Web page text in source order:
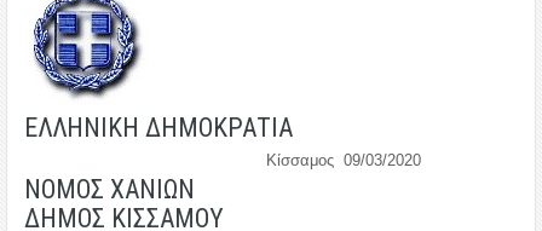
ΕΛΛΗΝΙΚΗ ΔΗΜΟΚΡΑΤΙΑ
Κίσσαμος 09/03/2020
ΝΟΜΟΣ ΧΑΝΙΩΝ
ΔΗΜΟΣ ΚΙΣΣΑΜΟΥ